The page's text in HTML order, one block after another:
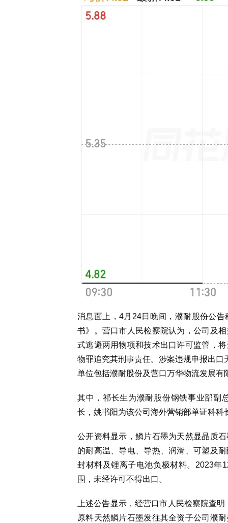
消息面上，4月24日晚间，濮耐股份公
书》。营口市人民检察院认为，公司及
式逃避两用物项和技术出口许可监管，
物罪追究其刑事责任。涉案违规申报出口
单位包括濮耐股份及营口万华物流发展
其中，祁长生为濮耐股份钢铁事业部副
长， 姚书阳为该公司海外营销部单证科科
公开资料显示， 鳞片石墨为天然显晶质
的耐高温、导电、导热、润滑、可塑及
封材料及锂离子电池负极材料。 2023年
围，未经许可不得出口。
上述公告显示，经营口市人民检察院查明
原料天然鳞片石墨发往其全资子公司濮